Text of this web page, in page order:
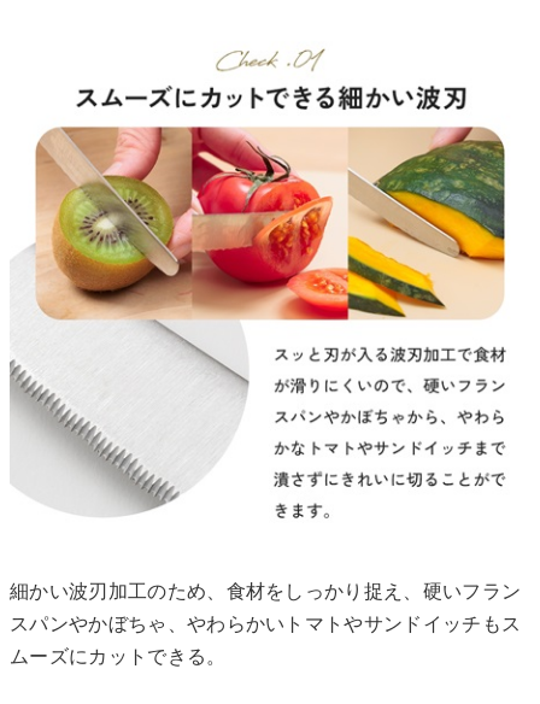
細かい波刃加工のため、食材をしっかり捉え、硬いフラン
スパンやかぼちゃ、やわらかいトマトやサンドイッチもス
ムーズにカットできる。